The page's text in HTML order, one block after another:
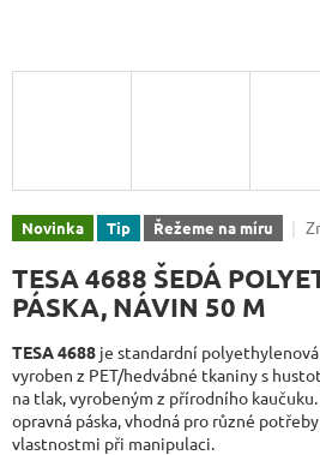
Novinka Tip Řežeme na míru
TESA 4688 ŠEDÁ
PÁSKA, NÁVIN 50 M
TESA 4688 je standardní
vyroben z PET/hedvábné tkaniny s
na tlak, vyrobeným z přírodního
opravná páska, vhodná pro různé
vlastnostmi při manipulaci.